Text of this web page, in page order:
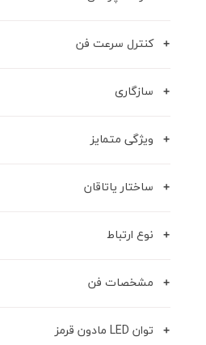
کنترل سرعت فن
سازگاری
ویژگی متمایز
ساختار یاتاقان
نوع ارتباط
مشخصات فن
توان LED مادون قرمز